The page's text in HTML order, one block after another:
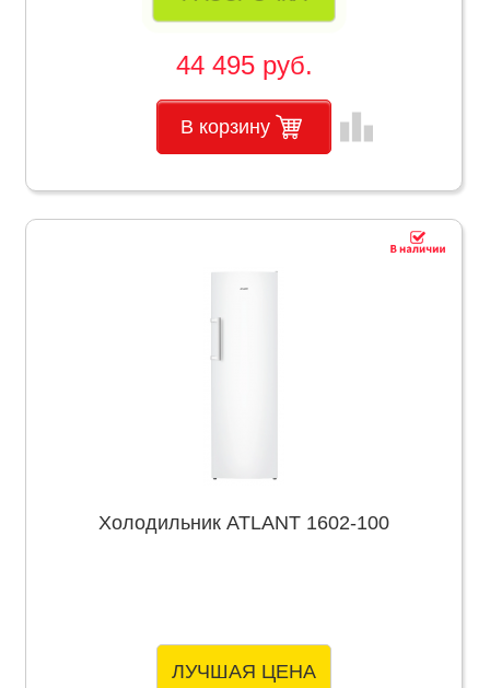
44 495 руб.
В корзину leaderboard
Холодильник ATLANT 1602-100
ЛУЧШАЯ ЦЕНА